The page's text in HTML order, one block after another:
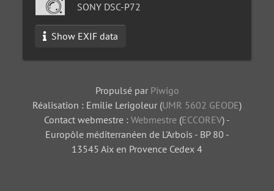
SONY DSC-P72
Show EXIF data
Propulsé par Piwigo
Réalisation : Emilie Lerigoleur (UMR 5602 GEODE)
Contact webmestre : Webmestre (ECCOREV) -
Europôle méditerranéen de L'Arbois - BP 80 -
13545 Aix en Provence Cedex 4